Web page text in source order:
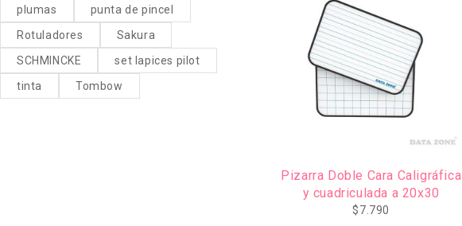
plumas
punta de pincel
Rotuladores
Sakura
SCHMINCKE
set lapices pilot
tinta
Tombow
Pizarra Doble Cara Caligráfica
y cuadriculada a 20x30
$7.790